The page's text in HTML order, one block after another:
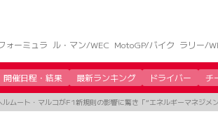
ォーミュラ ル・マン/WEC MotoGP/バイク ラリー/
開催日程・結果 最新ランキング ドライバー チ
ルムート・マルコがF1新規則の影響に驚き「“エネルギーマネジメ